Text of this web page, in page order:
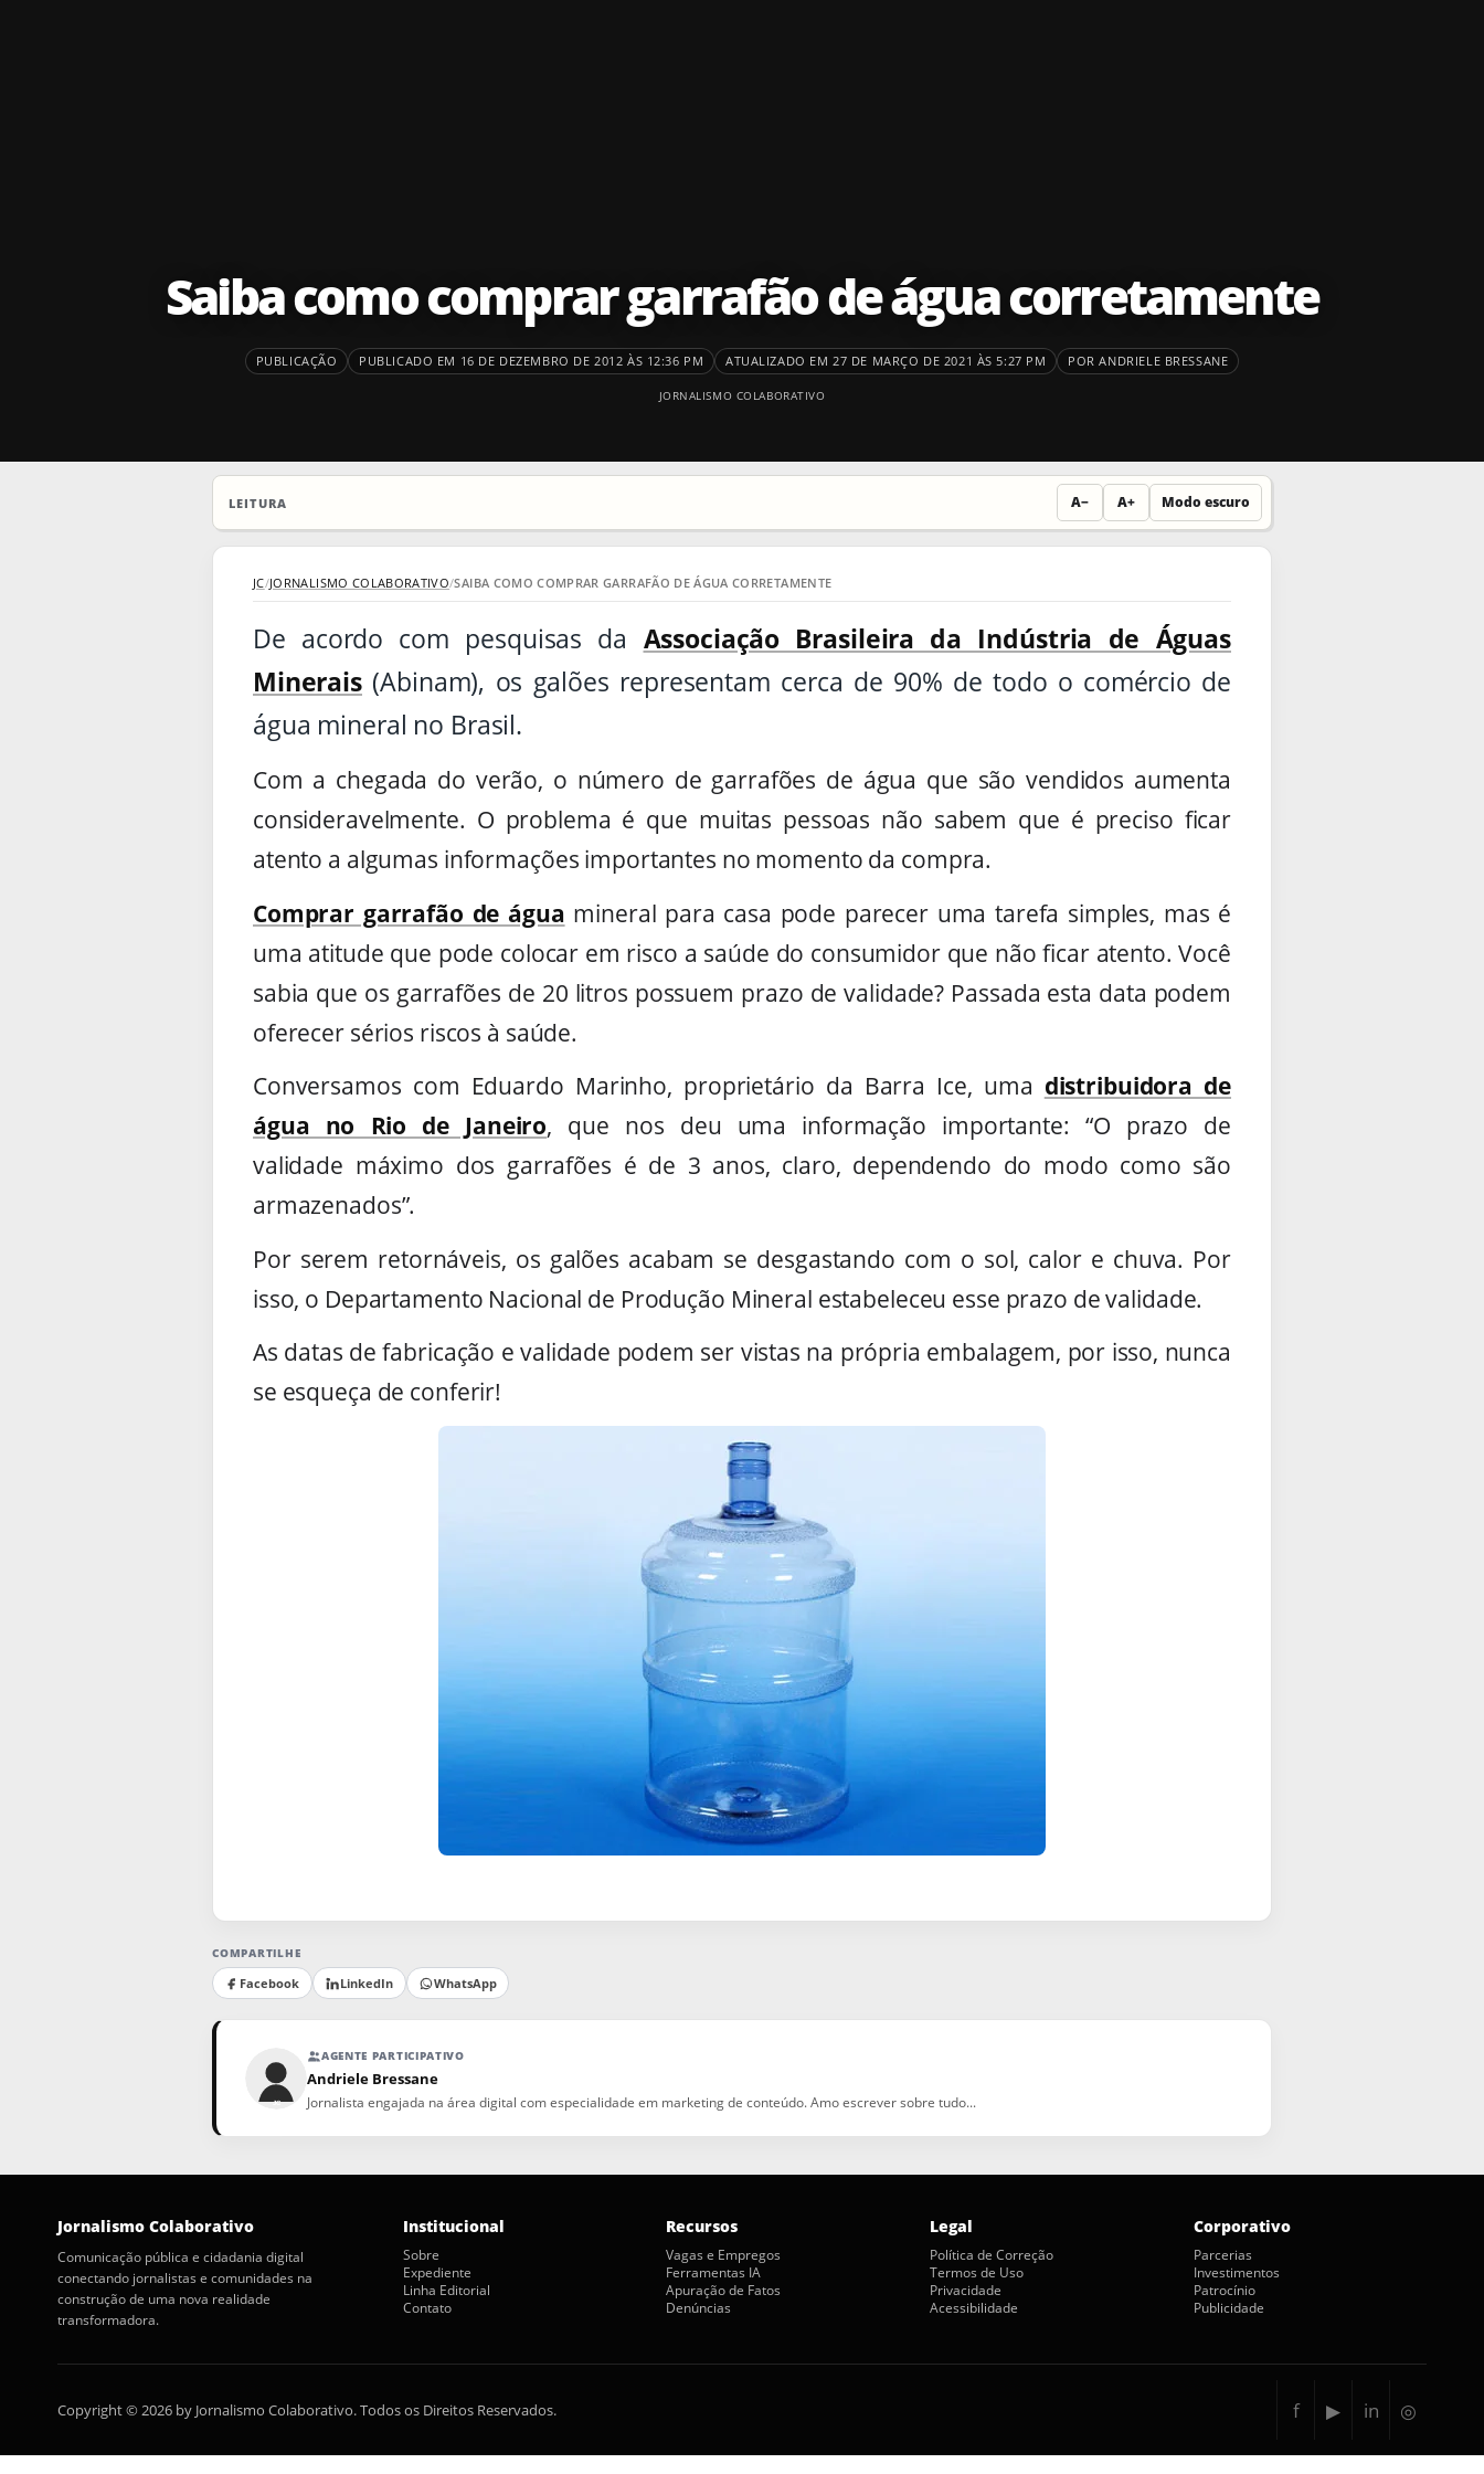
Saiba como comprar garrafão de água corretamente
PUBLICAÇÃO PUBLICADO EM 16 DE DEZEMBRO DE 2012 ÀS 12:36 PM ATUALIZADO EM 27 DE MARÇO DE 2021 ÀS 5:27 PM POR ANDRIELE BRESSANE
JORNALISMO COLABORATIVO
LEITURA A− A+ Modo escuro
JC/JORNALISMO COLABORATIVO/SAIBA COMO COMPRAR GARRAFÃO DE ÁGUA CORRETAMENTE
De acordo com pesquisas da Associação Brasileira da Indústria de Águas
Minerais (Abinam), os galões representam cerca de 90% de todo o comércio de
água mineral no Brasil.
Com a chegada do verão, o número de garrafões de água que são vendidos aumenta
consideravelmente. O problema é que muitas pessoas não sabem que é preciso ficar
atento a algumas informações importantes no momento da compra.
Comprar garrafão de água mineral para casa pode parecer uma tarefa simples, mas é
uma atitude que pode colocar em risco a saúde do consumidor que não ficar atento. Você
sabia que os garrafões de 20 litros possuem prazo de validade? Passada esta data podem
oferecer sérios riscos à saúde.
Conversamos com Eduardo Marinho, proprietário da Barra Ice, uma distribuidora de
água no Rio de Janeiro, que nos deu uma informação importante: “O prazo de
validade máximo dos garrafões é de 3 anos, claro, dependendo do modo como são
armazenados”.
Por serem retornáveis, os galões acabam se desgastando com o sol, calor e chuva. Por
isso, o Departamento Nacional de Produção Mineral estabeleceu esse prazo de validade.
As datas de fabricação e validade podem ser vistas na própria embalagem, por isso, nunca
se esqueça de conferir!
COMPARTILHE
Facebook LinkedIn WhatsApp
AGENTE PARTICIPATIVO
Andriele Bressane
Jornalista engajada na área digital com especialidade em marketing de conteúdo. Amo escrever sobre tudo...
Jornalismo Colaborativo
Comunicação pública e cidadania digital
conectando jornalistas e comunidades na
construção de uma nova realidade
transformadora.
Institucional
Sobre
Expediente
Linha Editorial
Contato
Recursos
Vagas e Empregos
Ferramentas IA
Apuração de Fatos
Denúncias
Legal
Política de Correção
Termos de Uso
Privacidade
Acessibilidade
Corporativo
Parcerias
Investimentos
Patrocínio
Publicidade
Copyright © 2026 by Jornalismo Colaborativo. Todos os Direitos Reservados. f ▶ in ◎